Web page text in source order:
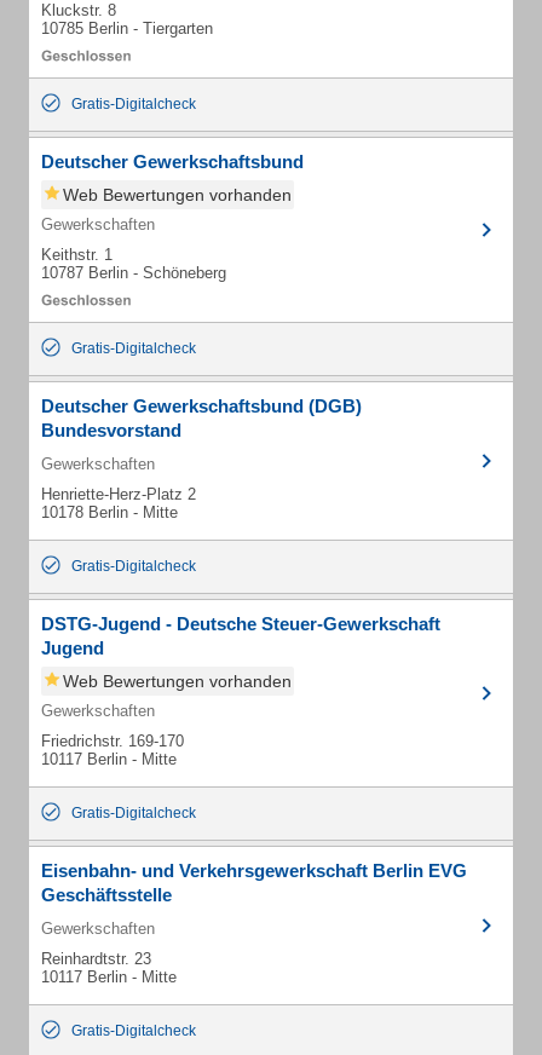
Kluckstr. 8
10785 Berlin - Tiergarten
Gratis-Digitalcheck
Deutscher Gewerkschaftsbund
Web Bewertungen vorhanden
Gewerkschaften
Keithstr. 1
10787 Berlin - Schöneberg
Gratis-Digitalcheck
Deutscher Gewerkschaftsbund (DGB)
Bundesvorstand
Gewerkschaften
Henriette-Herz-Platz 2
10178 Berlin - Mitte
Gratis-Digitalcheck
DSTG-Jugend - Deutsche Steuer-Gewerkschaft
Jugend
Web Bewertungen vorhanden
Gewerkschaften
Friedrichstr. 169-170
10117 Berlin - Mitte
Gratis-Digitalcheck
Eisenbahn- und Verkehrsgewerkschaft Berlin EVG
Geschäftsstelle
Gewerkschaften
Reinhardtstr. 23
10117 Berlin - Mitte
Gratis-Digitalcheck